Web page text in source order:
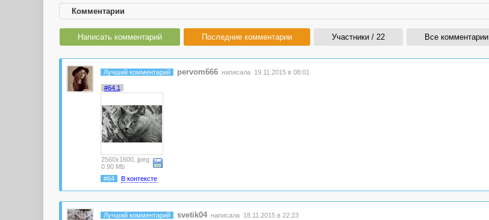
Комментарии
Написать комментарий Последние комментарии Участники / 22 Все комментарии
Лучший комментарий pervom666 написала 19.11.2015 в 08:01
#64.1
2560x1600, jpeg
0.90 Mb
#64
В контексте
Лучший комментарий svetik04 написала 18.11.2015 в 22:23